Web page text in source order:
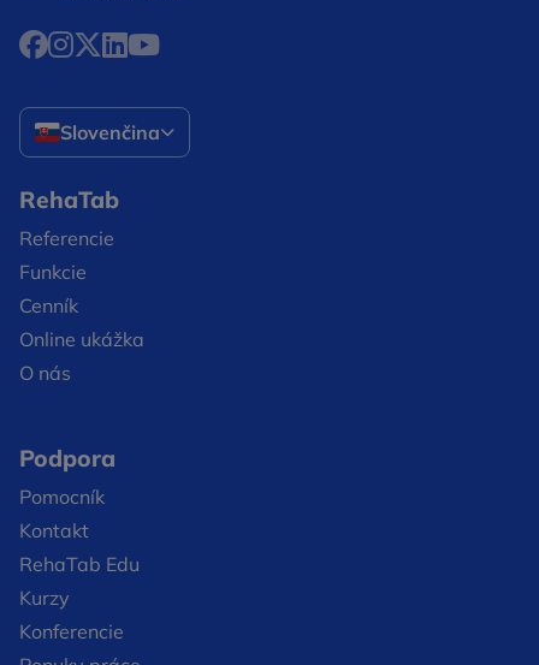
Facebook Otvorí sa v novom okne
Instagram Otvorí sa v novom okne
X Otvorí sa v novom okne
LinkedIn Otvorí sa v novom okne
YouTube Otvorí sa v novom okne
Slovenčina
RehaTab
Referencie
Funkcie
Cenník
Online ukážka
O nás
Podpora
Pomocník
Kontakt
RehaTab Edu
Kurzy
Konferencie